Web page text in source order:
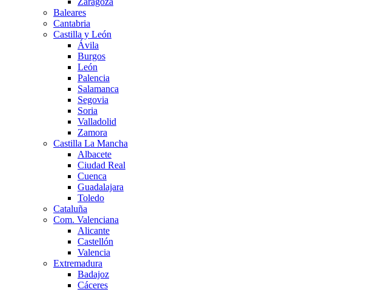
Baleares
Cantabria
Castilla y León
Ávila
Burgos
León
Palencia
Salamanca
Segovia
Soria
Valladolid
Zamora
Castilla La Mancha
Albacete
Ciudad Real
Cuenca
Guadalajara
Toledo
Cataluña
Com. Valenciana
Alicante
Castellón
Valencia
Extremadura
Badajoz
Cáceres